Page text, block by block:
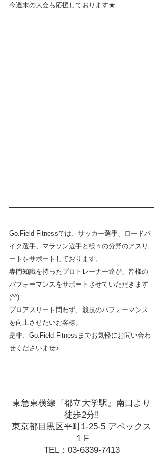
今週末の大会も応援しております★
Go.Field Fitnessでは、サッカー選手、ロードバ
イク選手、マラソン選手と様々の分野のアスリ
ートをサポートしております。
専門知識を持ったプロトレーナー達が、皆様の
パフォーマンスをサポートさせていただきます
(^^)
プロアスリート問わず、競技のパフォーマンス
を向上させたいお客様。
是非、Go.Field Fitnessまでお気軽にお問い合わ
せくださいませ♪
東急東横線『都立大学駅』南口より
徒歩2分‼
東京都目黒区平町1-25-5 アペックス
１F
TEL：03-6339-7413